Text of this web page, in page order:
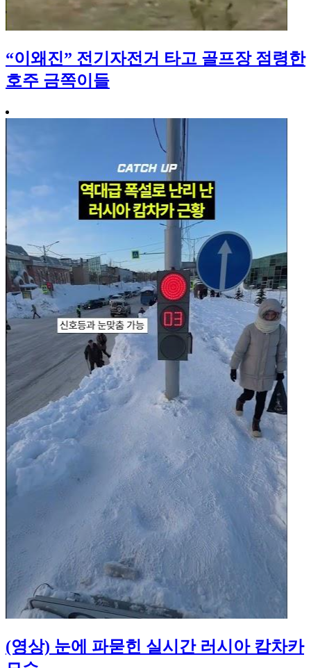
“이왜진” 전기자전거 타고 골프장 점령한
호주 금쪽이들
(영상) 눈에 파묻힌 실시간 러시아 캄차카